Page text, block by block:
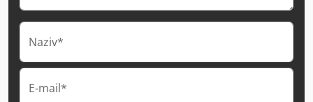
Naziv*
E-mail*